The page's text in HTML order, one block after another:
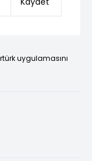
uygulamasını